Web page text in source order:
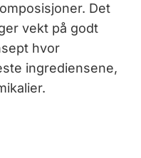
Det
vekt på godt
hvor
ingrediensene,